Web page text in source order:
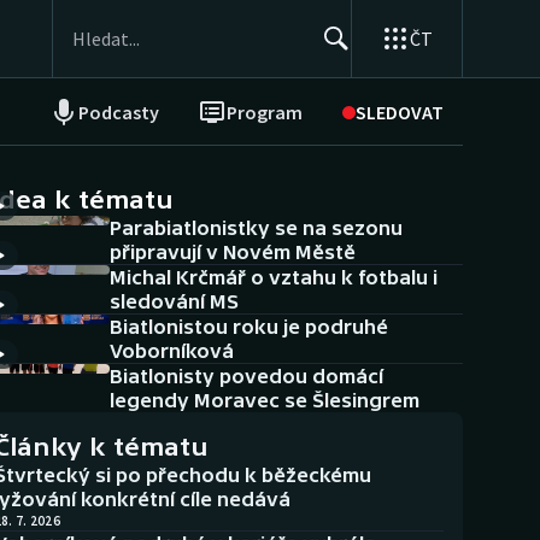
ČT
Podcasty Program SLEDOVAT
NEPŘEHLÉDNĚTE
Historické návraty
Aplikace ČT sport
AZ kvíz
k tématu
Parabiatlonistky se na sezonu
připravují v Novém Městě
Michal Krčmář o vztahu k fotbalu i
sledování MS
Biatlonistou roku je podruhé
Voborníková
Biatlonisty povedou domácí
legendy Moravec se Šlesingrem
k tématu
si po přechodu k běžeckému
konkrétní cíle nedává
7. 2026